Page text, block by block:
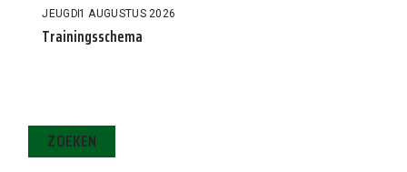
JEUGD1 AUGUSTUS 2026
Trainingsschema
ZOEKEN